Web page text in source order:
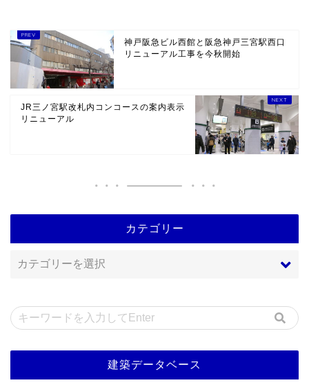
神戸阪急ビル西館と阪急神戸三宮駅西口
リニューアル工事を今秋開始
JR三ノ宮駅改札内コンコースの案内表示
リニューアル
カテゴリー
建築データベース